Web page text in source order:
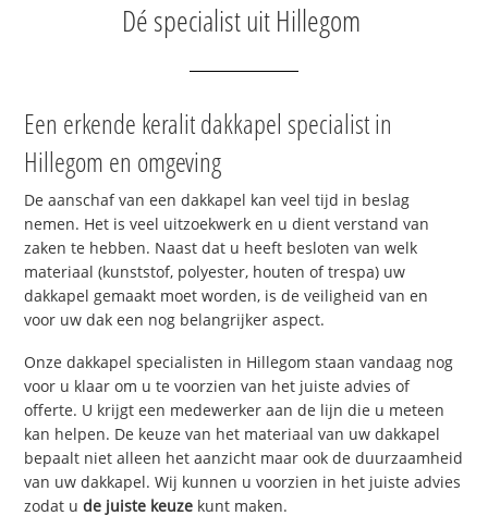
Dé specialist uit Hillegom
Een erkende keralit dakkapel specialist in
Hillegom en omgeving
De aanschaf van een dakkapel kan veel tijd in beslag
nemen. Het is veel uitzoekwerk en u dient verstand van
zaken te hebben. Naast dat u heeft besloten van welk
materiaal (kunststof, polyester, houten of trespa) uw
dakkapel gemaakt moet worden, is de veiligheid van en
voor uw dak een nog belangrijker aspect.
Onze dakkapel specialisten in Hillegom staan vandaag nog
voor u klaar om u te voorzien van het juiste advies of
offerte. U krijgt een medewerker aan de lijn die u meteen
kan helpen. De keuze van het materiaal van uw dakkapel
bepaalt niet alleen het aanzicht maar ook de duurzaamheid
van uw dakkapel. Wij kunnen u voorzien in het juiste advies
zodat ude juiste keuze kunt maken.